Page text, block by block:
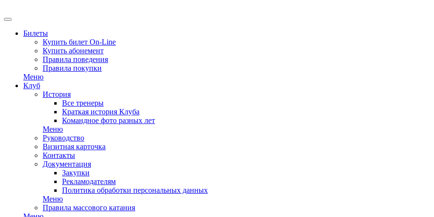
Билеты
Купить билет On-Line
Купить абонемент
Правила поведения
Правила покупки
Меню
Клуб
История
Все тренеры
Краткая история Клуба
Командное фото разных лет
Меню
Руководство
Визитная карточка
Контакты
Документация
Закупки
Рекламодателям
Политика обработки персональных данных
Меню
Правила массового катания